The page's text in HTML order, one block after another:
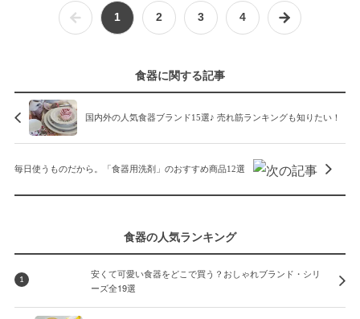
1 2 3 4
食器に関する記事
国内外の人気食器ブランド15選♪ 売れ筋ランキングも知りたい！
毎日使うものだから。「食器用洗剤」のおすすめ商品12選
食器の人気ランキング
1
安くて可愛い食器をどこで買う？おしゃれブランド・シリ
ーズ全19選